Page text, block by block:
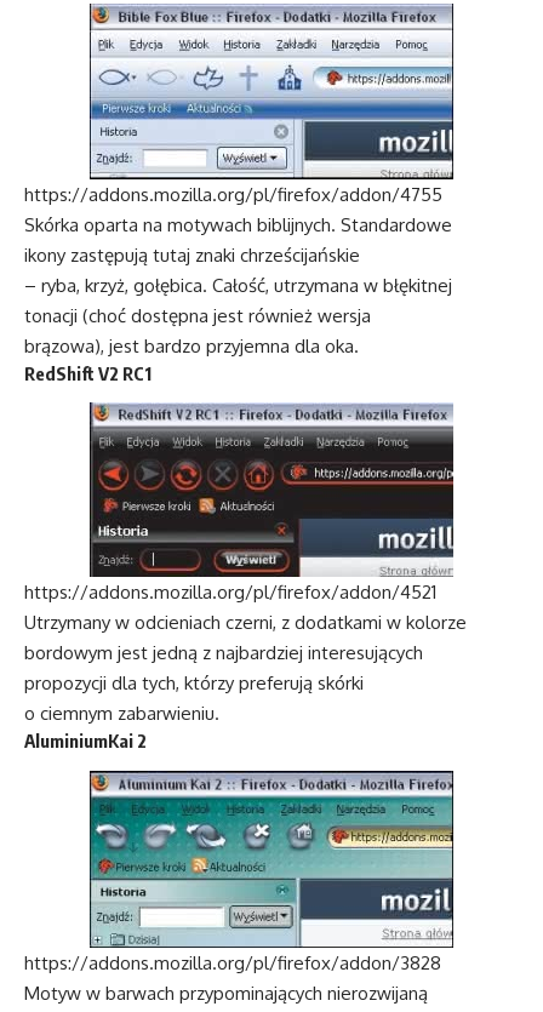
https://addons.mozilla.org/pl/firefox/addon/4755
Skórka oparta na motywach biblijnych. Standardowe
ikony zastępują tutaj znaki chrześcijańskie
– ryba, krzyż, gołębica. Całość, utrzymana w błękitnej
tonacji (choć dostępna jest również wersja
brązowa), jest bardzo przyjemna dla oka.
RedShift V2 RC1
https://addons.mozilla.org/pl/firefox/addon/4521
Utrzymany w odcieniach czerni, z dodatkami w kolorze
bordowym jest jedną z najbardziej interesujących
propozycji dla tych, którzy preferują skórki
o ciemnym zabarwieniu.
AluminiumKai 2
https://addons.mozilla.org/pl/firefox/addon/3828
Motyw w barwach przypominających nierozwijaną